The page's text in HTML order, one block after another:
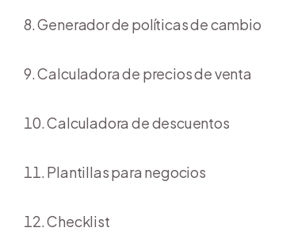
Generador de políticas de cambio
Calculadora de precios de venta
Calculadora de descuentos
Plantillas para negocios
Checklist